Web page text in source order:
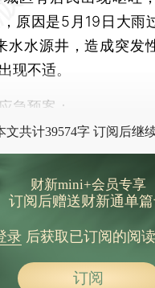
内塔尼亚胡与特朗普通话
派要求尽快推动解散议会
称“正在评估”美方最新谈判
；黄金、白银，上涨
原因是5月19日大雨
水水源井，造成突发
现不适。
急预案：
文共计39574字 订阅后继
财新mini+会员专享
订阅后赠送财新通单
录后获取已订阅的阅
订阅